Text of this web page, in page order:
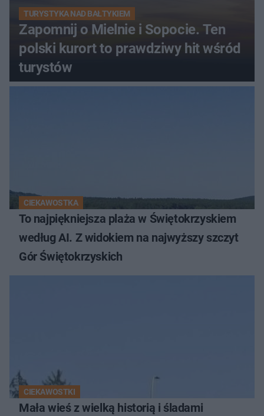
TURYSTYKA NAD BAŁTYKIEM
Zapomnij o Mielnie i Sopocie. Ten
polski kurort to prawdziwy hit wśród
turystów
CIEKAWOSTKA
To najpiękniejsza plaża w Świętokrzyskiem
według AI. Z widokiem na najwyższy szczyt
Gór Świętokrzyskich
CIEKAWOSTKI
Mała wieś z wielką historią i śladami